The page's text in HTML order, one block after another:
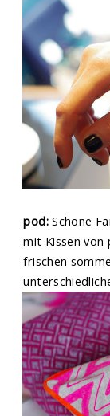
pod:Schöne
mit Kissen von
frischen